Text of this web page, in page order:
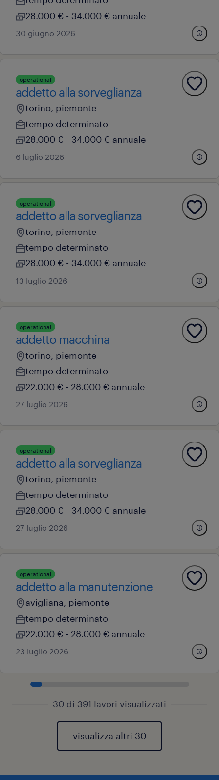
28.000 € - 34.000 € annuale
30 giugno 2026
operational
addetto alla sorveglianza
torino, piemonte
tempo determinato
28.000 € - 34.000 € annuale
6 luglio 2026
operational
addetto alla sorveglianza
torino, piemonte
tempo determinato
28.000 € - 34.000 € annuale
13 luglio 2026
operational
addetto macchina
torino, piemonte
tempo determinato
22.000 € - 28.000 € annuale
27 luglio 2026
operational
addetto alla sorveglianza
torino, piemonte
tempo determinato
28.000 € - 34.000 € annuale
27 luglio 2026
operational
addetto alla manutenzione
avigliana, piemonte
tempo determinato
22.000 € - 28.000 € annuale
23 luglio 2026
30 di 391 lavori visualizzati
visualizza altri 30